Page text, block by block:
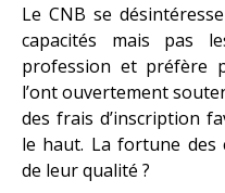
Le CNB se
capacités mais pas
profession et préfère
l’ont ouvertement
des frais d’inscription
le haut. La fortune des
de leur qualité ?